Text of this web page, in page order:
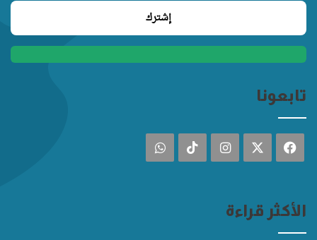
تابعونا
فيسبوك انستقرام ‫TikTokواتساب
الأكثر قراءة